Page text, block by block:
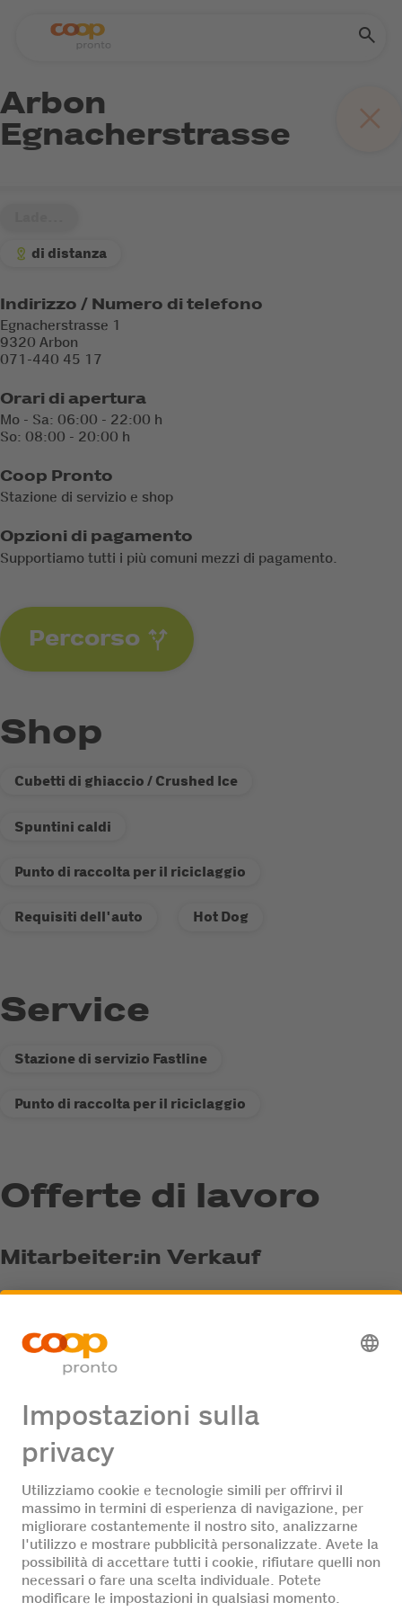
Arbon
Egnacherstrasse
di distanza
Indirizzo / Numero di telefono
Egnacherstrasse 1
9320 Arbon
071-440 45 17
Orari di apertura
Mo - Sa: 06:00 - 22:00 h
So: 08:00 - 20:00 h
Coop Pronto
Stazione di servizio e shop
Opzioni di pagamento
Supportiamo tutti i più comuni mezzi di pagamento.
Percorso
Shop
Cubetti di ghiaccio / Crushed Ice
Spuntini caldi
Punto di raccolta per il riciclaggio
Requisiti dell'auto Hot Dog
Service
Stazione di servizio Fastline
Punto di raccolta per il riciclaggio
Offerte di lavoro
Mitarbeiter:in Verkauf
40% - 60%
Vai
all'annuncio